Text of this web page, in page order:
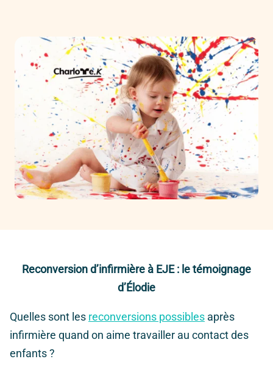
Reconversion d’infirmière à EJE : le témoignage
d’Élodie
Quelles sont les reconversions possibles après
infirmière quand on aime travailler au contact des
enfants ?